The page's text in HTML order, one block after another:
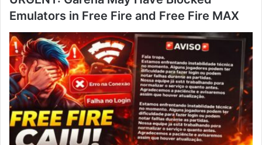
Emulators in Free Fire and Free Fire MAX